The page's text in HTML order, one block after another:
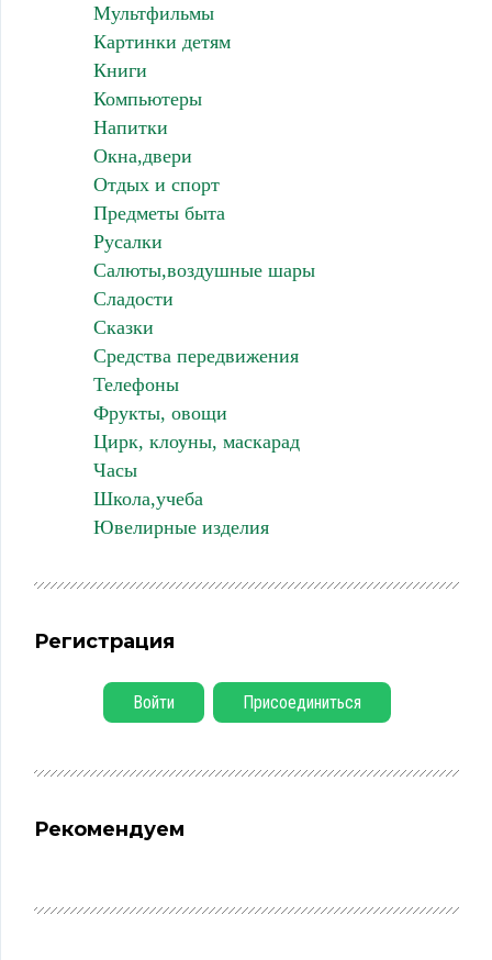
Мультфильмы
Картинки детям
Книги
Компьютеры
Напитки
Окна,двери
Отдых и спорт
Предметы быта
Русалки
Салюты,воздушные шары
Сладости
Сказки
Средства передвижения
Телефоны
Фрукты, овощи
Цирк, клоуны, маскарад
Часы
Школа,учеба
Ювелирные изделия
Регистрация
Войти Присоединиться
Рекомендуем